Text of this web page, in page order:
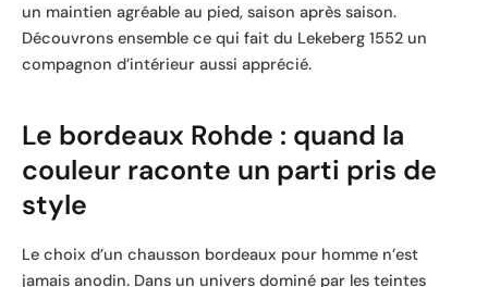
un maintien agréable au pied, saison après saison.
Découvrons ensemble ce qui fait du Lekeberg 1552 un
compagnon d’intérieur aussi apprécié.
Le bordeaux Rohde : quand la
couleur raconte un parti pris de
style
Le choix d’un chausson bordeaux pour homme n’est
jamais anodin. Dans un univers dominé par les teintes